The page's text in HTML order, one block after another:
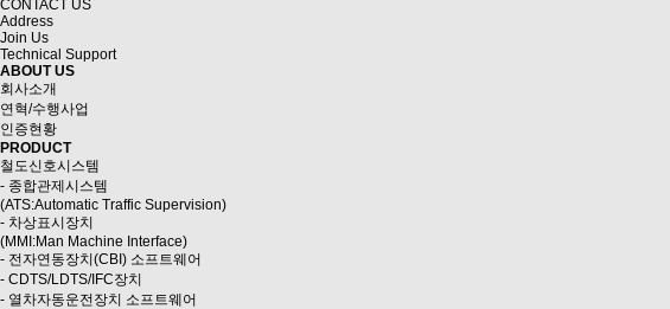
CONTACT US
Address
Join Us
Technical Support
ABOUT US
회사소개
연혁/수행사업
인증현황
PRODUCT
철도신호시스템
- 종합관제시스템
(ATS:Automatic Traffic Supervision)
- 차상표시장치
(MMI:Man Machine Interface)
- 전자연동장치(CBI) 소프트웨어
- CDTS/LDTS/IFC장치
- 열차자동운전장치 소프트웨어